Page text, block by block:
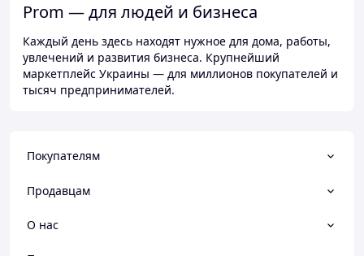
Prom — для людей и бизнеса
Каждый день здесь находят нужное для дома, работы,
увлечений и развития бизнеса. Крупнейший
маркетплейс Украины — для миллионов покупателей и
тысяч предпринимателей.
Покупателям
Продавцам
О нас